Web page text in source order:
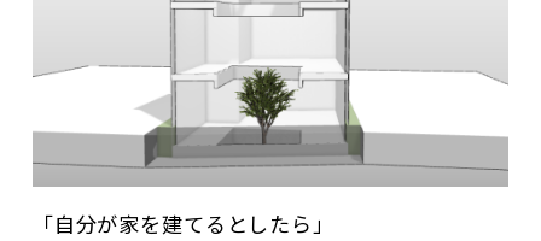
「自分が家を建てるとしたら」